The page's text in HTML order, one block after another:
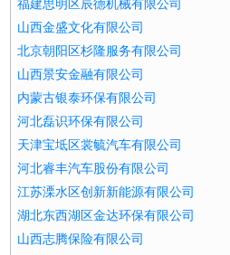
福建思明区辰德机械有限公司
山西金盛文化有限公司
北京朝阳区杉隆服务有限公司
山西景安金融有限公司
内蒙古银泰环保有限公司
河北磊识环保有限公司
天津宝坻区裳毓汽车有限公司
河北睿丰汽车股份有限公司
江苏溧水区创新新能源有限公司
湖北东西湖区金达环保有限公司
山西志腾保险有限公司